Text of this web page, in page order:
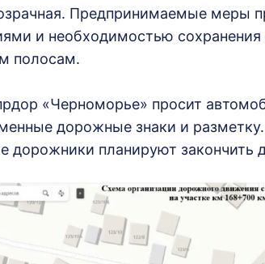
Предпринимаемые меры
и необходимостью
полосам.
«Черноморье» просит
дорожные знаки и
дорожники планируют закончить